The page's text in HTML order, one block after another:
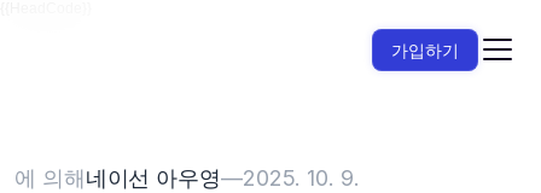
가입하기
에 의해네이선 아우영—2025. 10. 9.